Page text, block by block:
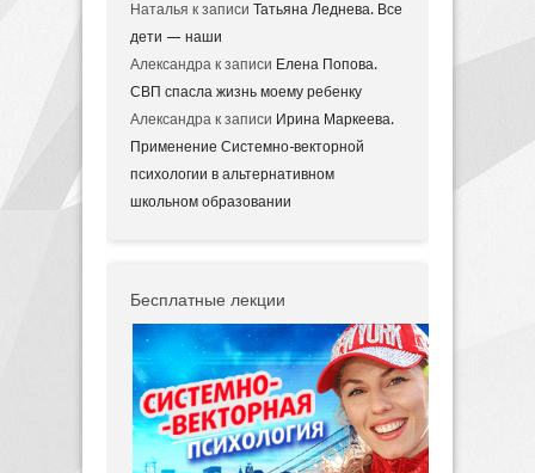
Наталья к записи Татьяна Леднева. Все
дети — наши
Александра к записи Елена Попова.
СВП спасла жизнь моему ребенку
Александра к записи Ирина Маркеева.
Применение Системно-векторной
психологии в альтернативном
школьном образовании
Бесплатные лекции